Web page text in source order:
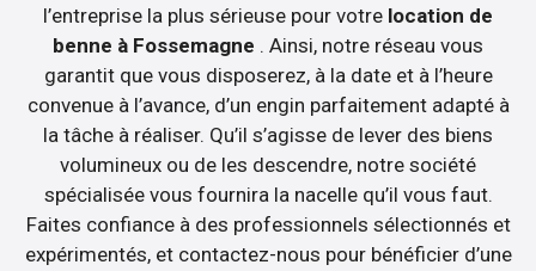
l’entreprise la plus sérieuse pour votre location de
benne à Fossemagne . Ainsi, notre réseau vous
garantit que vous disposerez, à la date et à l’heure
convenue à l’avance, d’un engin parfaitement adapté à
la tâche à réaliser. Qu’il s’agisse de lever des biens
volumineux ou de les descendre, notre société
spécialisée vous fournira la nacelle qu’il vous faut.
Faites confiance à des professionnels sélectionnés et
expérimentés, et contactez-nous pour bénéficier d’une